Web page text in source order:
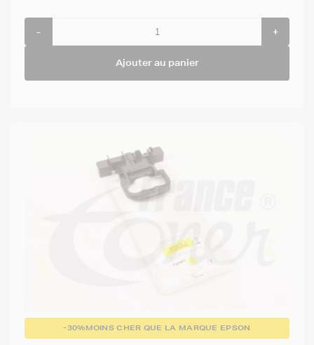
- +
Ajouter au panier
-30%MOINS CHER QUE LA MARQUE EPSON